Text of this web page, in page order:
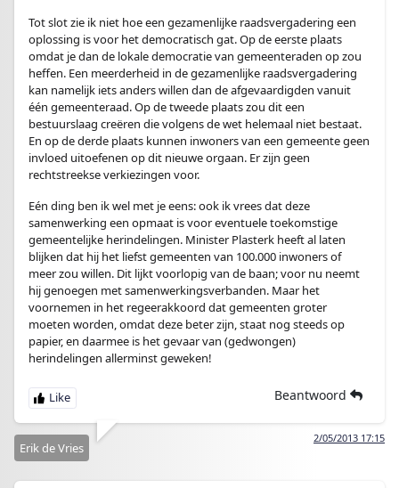
Tot slot zie ik niet hoe een gezamenlijke raadsvergadering een
oplossing is voor het democratisch gat. Op de eerste plaats
omdat je dan de lokale democratie van gemeenteraden op zou
heffen. Een meerderheid in de gezamenlijke raadsvergadering
kan namelijk iets anders willen dan de afgevaardigden vanuit
één gemeenteraad. Op de tweede plaats zou dit een
bestuurslaag creëren die volgens de wet helemaal niet bestaat.
En op de derde plaats kunnen inwoners van een gemeente geen
invloed uitoefenen op dit nieuwe orgaan. Er zijn geen
rechtstreekse verkiezingen voor.
Eén ding ben ik wel met je eens: ook ik vrees dat deze
samenwerking een opmaat is voor eventuele toekomstige
gemeentelijke herindelingen. Minister Plasterk heeft al laten
blijken dat hij het liefst gemeenten van 100.000 inwoners of
meer zou willen. Dit lijkt voorlopig van de baan; voor nu neemt
hij genoegen met samenwerkingsverbanden. Maar het
voornemen in het regeerakkoord dat gemeenten groter
moeten worden, omdat deze beter zijn, staat nog steeds op
papier, en daarmee is het gevaar van (gedwongen)
herindelingen allerminst geweken!
Beantwoord
2/05/2013 17:15
Erik de Vries